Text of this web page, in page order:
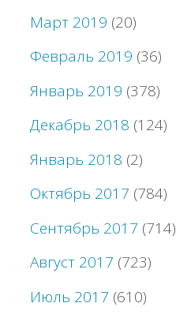
Март 2019 (20)
Февраль 2019 (36)
Январь 2019 (378)
Декабрь 2018 (124)
Январь 2018 (2)
Октябрь 2017 (784)
Сентябрь 2017 (714)
Август 2017 (723)
Июль 2017 (610)